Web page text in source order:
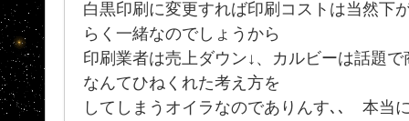
白黒印刷に変更すれば印刷コストは当然下
らく一緒なのでしょうから
印刷業者は売上ダウン↓、カルビーは話題
なんてひねくれた考え方を
してしまうオイラなのでありんす､､ 本当